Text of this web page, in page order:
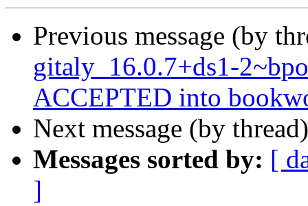
Previous message (by
gitaly_16.0.7+ds1-
ACCEPTED into
Next message (by
Messages sorted by: [
]